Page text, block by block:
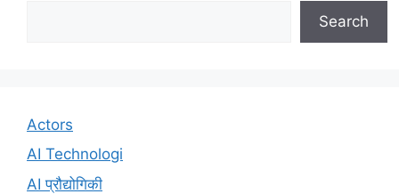
Search
Actors
AI Technologi
AI प्रौद्योगिकी